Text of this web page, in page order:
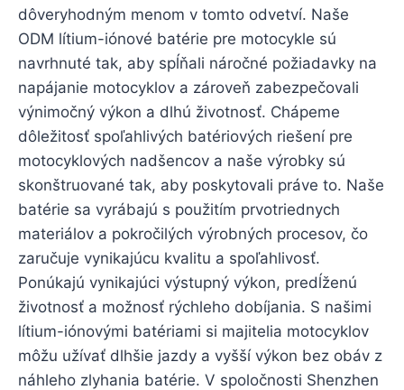
dôveryhodným menom v tomto odvetví. Naše
ODM lítium-iónové batérie pre motocykle sú
navrhnuté tak, aby spĺňali náročné požiadavky na
napájanie motocyklov a zároveň zabezpečovali
výnimočný výkon a dlhú životnosť. Chápeme
dôležitosť spoľahlivých batériových riešení pre
motocyklových nadšencov a naše výrobky sú
skonštruované tak, aby poskytovali práve to. Naše
batérie sa vyrábajú s použitím prvotriednych
materiálov a pokročilých výrobných procesov, čo
zaručuje vynikajúcu kvalitu a spoľahlivosť.
Ponúkajú vynikajúci výstupný výkon, predĺženú
životnosť a možnosť rýchleho dobíjania. S našimi
lítium-iónovými batériami si majitelia motocyklov
môžu užívať dlhšie jazdy a vyšší výkon bez obáv z
náhleho zlyhania batérie. V spoločnosti Shenzhen